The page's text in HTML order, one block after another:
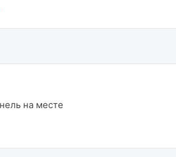
на месте